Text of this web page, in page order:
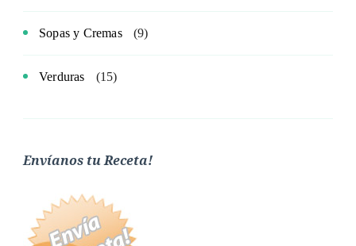
Sopas y Cremas (9)
Verduras (15)
Envíanos tu Receta!